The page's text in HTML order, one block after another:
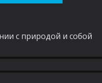
с природой и собой